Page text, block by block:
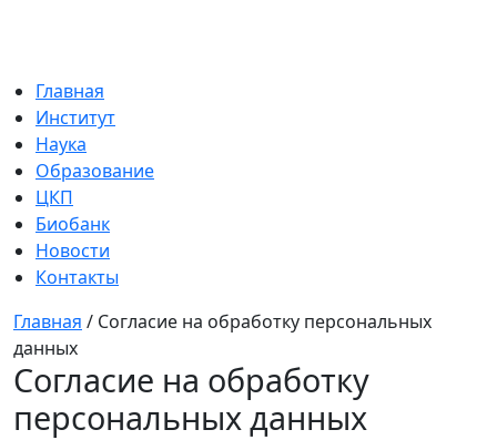
Главная
Институт
Наука
Образование
ЦКП
Биобанк
Новости
Контакты
Главная / Согласие на обработку персональных
данных
Согласие на обработку
персональных данных